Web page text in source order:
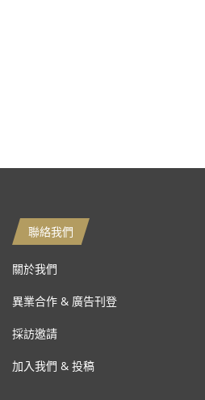
聯絡我們
關於我們
異業合作 & 廣告刊登
採訪邀請
加入我們 & 投稿